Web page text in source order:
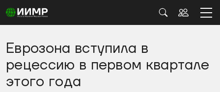
Еврозона вступила в
рецессию в первом квартале
этого года